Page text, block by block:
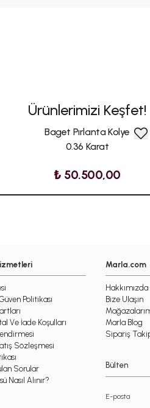
Ürünlerimizi Keşfet!
Baget Pırlanta Kolye
0.36 Karat
₺ 50.500,00
Politikası
Ve İade Koşulları
Sözleşmesi
Sorular
Nasıl Alınır?
Marla.com
Hakkımızda
Bize Ulaşın
Marla Blog
Sipariş
Bülten